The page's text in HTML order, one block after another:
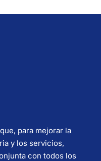
para mejorar la
y los servicios,
con todos los